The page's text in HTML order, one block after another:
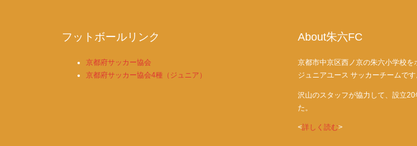
フットボールリンク
京都府サッカー協会
京都府サッカー協会4種（ジュニア）
About朱六FC
京都市中京区西ノ京の朱六小学校
ジュニアユース サッカーチームです
沢山のスタッフが協力して、設立
た。
<詳しく読む>